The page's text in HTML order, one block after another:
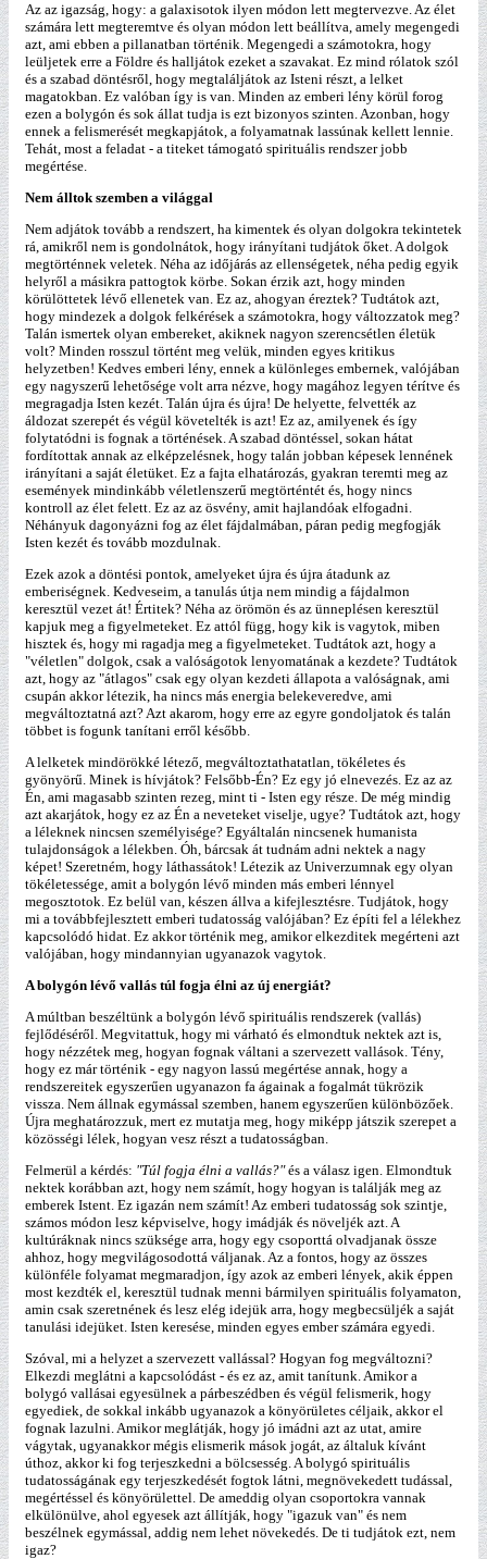
Az az igazság, hogy: a galaxisotok ilyen módon lett megtervezve. Az élet
számára lett megteremtve és olyan módon lett beállítva, amely megengedi
azt, ami ebben a pillanatban történik. Megengedi a számotokra, hogy
leüljetek erre a Földre és halljátok ezeket a szavakat. Ez mind rólatok szól
és a szabad döntésről, hogy megtaláljátok az Isteni részt, a lelket
magatokban. Ez valóban így is van. Minden az emberi lény körül forog
ezen a bolygón és sok állat tudja is ezt bizonyos szinten. Azonban, hogy
ennek a felismerését megkapjátok, a folyamatnak lassúnak kellett lennie.
Tehát, most a feladat - a titeket támogató spirituális rendszer jobb
megértése.
Nem álltok szemben a világgal
Nem adjátok tovább a rendszert, ha kimentek és olyan dolgokra tekintetek
rá, amikről nem is gondolnátok, hogy irányítani tudjátok őket. A dolgok
megtörténnek veletek. Néha az időjárás az ellenségetek, néha pedig egyik
helyről a másikra pattogtok körbe. Sokan érzik azt, hogy minden
körülöttetek lévő ellenetek van. Ez az, ahogyan éreztek? Tudtátok azt,
hogy mindezek a dolgok felkérések a számotokra, hogy változzatok meg?
Talán ismertek olyan embereket, akiknek nagyon szerencsétlen életük
volt? Minden rosszul történt meg velük, minden egyes kritikus
helyzetben! Kedves emberi lény, ennek a különleges embernek, valójában
egy nagyszerű lehetősége volt arra nézve, hogy magához legyen térítve és
megragadja Isten kezét. Talán újra és újra! De helyette, felvették az
áldozat szerepét és végül követelték is azt! Ez az, amilyenek és így
folytatódni is fognak a történések. A szabad döntéssel, sokan hátat
fordítottak annak az elképzelésnek, hogy talán jobban képesek lennének
irányítani a saját életüket. Ez a fajta elhatározás, gyakran teremti meg az
események mindinkább véletlenszerű megtörténtét és, hogy nincs
kontroll az élet felett. Ez az az ösvény, amit hajlandóak elfogadni.
Néhányuk dagonyázni fog az élet fájdalmában, páran pedig megfogják
Isten kezét és tovább mozdulnak.
Ezek azok a döntési pontok, amelyeket újra és újra átadunk az
emberiségnek. Kedveseim, a tanulás útja nem mindig a fájdalmon
keresztül vezet át! Értitek? Néha az örömön és az ünneplésen keresztül
kapjuk meg a figyelmeteket. Ez attól függ, hogy kik is vagytok, miben
hisztek és, hogy mi ragadja meg a figyelmeteket. Tudtátok azt, hogy a
"véletlen" dolgok, csak a valóságotok lenyomatának a kezdete? Tudtátok
azt, hogy az "átlagos" csak egy olyan kezdeti állapota a valóságnak, ami
csupán akkor létezik, ha nincs más energia belekeveredve, ami
megváltoztatná azt? Azt akarom, hogy erre az egyre gondoljatok és talán
többet is fogunk tanítani erről később.
A lelketek mindörökké létező, megváltoztathatatlan, tökéletes és
gyönyörű. Minek is hívjátok? Felsőbb-Én? Ez egy jó elnevezés. Ez az az
Én, ami magasabb szinten rezeg, mint ti - Isten egy része. De még mindig
azt akarjátok, hogy ez az Én a neveteket viselje, ugye? Tudtátok azt, hogy
a léleknek nincsen személyisége? Egyáltalán nincsenek humanista
tulajdonságok a lélekben. Óh, bárcsak át tudnám adni nektek a nagy
képet! Szeretném, hogy láthassátok! Létezik az Univerzumnak egy olyan
tökéletessége, amit a bolygón lévő minden más emberi lénnyel
megosztotok. Ez belül van, készen állva a kifejlesztésre. Tudjátok, hogy
mi a továbbfejlesztett emberi tudatosság valójában? Ez építi fel a lélekhez
kapcsolódó hidat. Ez akkor történik meg, amikor elkezditek megérteni azt
valójában, hogy mindannyian ugyanazok vagytok.
A bolygón lévő vallás túl fogja élni az új energiát?
A múltban beszéltünk a bolygón lévő spirituális rendszerek (vallás)
fejlődéséről. Megvitattuk, hogy mi várható és elmondtuk nektek azt is,
hogy nézzétek meg, hogyan fognak váltani a szervezett vallások. Tény,
hogy ez már történik - egy nagyon lassú megértése annak, hogy a
rendszereitek egyszerűen ugyanazon fa ágainak a fogalmát tükrözik
vissza. Nem állnak egymással szemben, hanem egyszerűen különbözőek.
Újra meghatározzuk, mert ez mutatja meg, hogy miképp játszik szerepet a
közösségi lélek, hogyan vesz részt a tudatosságban.
Felmerül a kérdés: "Túl fogja élni a vallás?"és a válasz igen. Elmondtuk
nektek korábban azt, hogy nem számít, hogy hogyan is találják meg az
emberek Istent. Ez igazán nem számít! Az emberi tudatosság sok szintje,
számos módon lesz képviselve, hogy imádják és növeljék azt. A
kultúráknak nincs szüksége arra, hogy egy csoporttá olvadjanak össze
ahhoz, hogy megvilágosodottá váljanak. Az a fontos, hogy az összes
különféle folyamat megmaradjon, így azok az emberi lények, akik éppen
most kezdték el, keresztül tudnak menni bármilyen spirituális folyamaton,
amin csak szeretnének és lesz elég idejük arra, hogy megbecsüljék a saját
tanulási idejüket. Isten keresése, minden egyes ember számára egyedi.
Szóval, mi a helyzet a szervezett vallással? Hogyan fog megváltozni?
Elkezdi meglátni a kapcsolódást - és ez az, amit tanítunk. Amikor a
bolygó vallásai egyesülnek a párbeszédben és végül felismerik, hogy
egyediek, de sokkal inkább ugyanazok a könyörületes céljaik, akkor el
fognak lazulni. Amikor meglátják, hogy jó imádni azt az utat, amire
vágytak, ugyanakkor mégis elismerik mások jogát, az általuk kívánt
úthoz, akkor ki fog terjeszkedni a bölcsesség. A bolygó spirituális
tudatosságának egy terjeszkedését fogtok látni, megnövekedett tudással,
megértéssel és könyörülettel. De ameddig olyan csoportokra vannak
elkülönülve, ahol egyesek azt állítják, hogy "igazuk van" és nem
beszélnek egymással, addig nem lehet növekedés. De ti tudjátok ezt, nem
igaz?